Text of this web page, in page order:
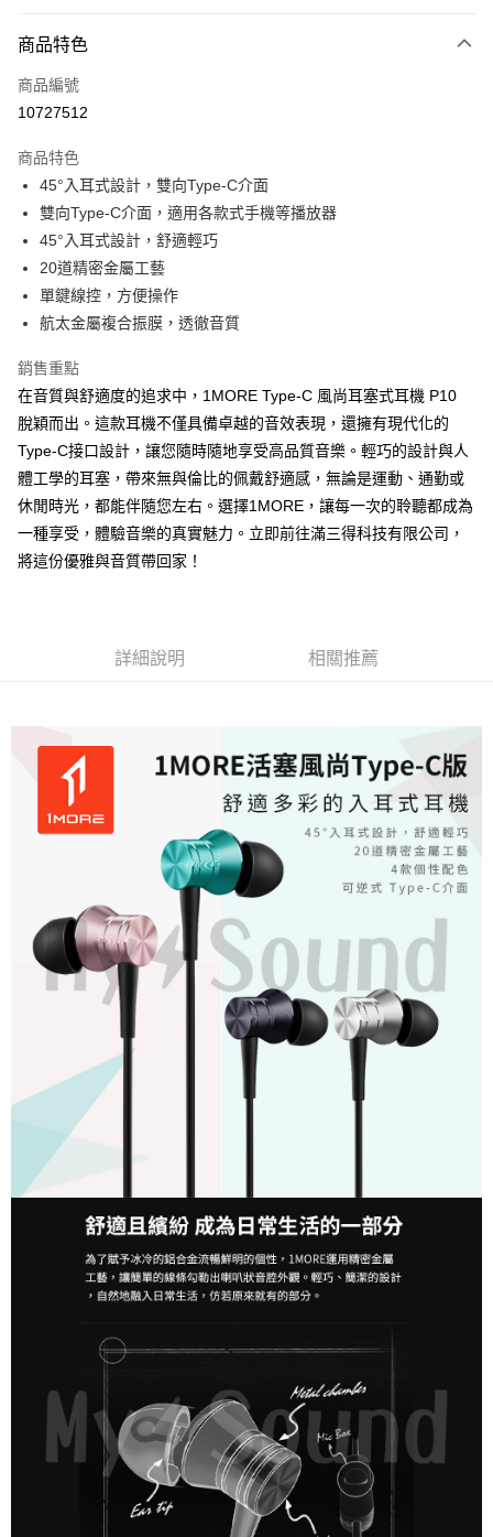
宅配
每筆NT$130，滿NT$399(含以上)免運費
商品特色
商品編號
10727512
商品特色
45°入耳式設計，雙向Type-C介面
雙向Type-C介面，適用各款式手機等播放器
45°入耳式設計，舒適輕巧
20道精密金屬工藝
單鍵線控，方便操作
航太金屬複合振膜，透徹音質
銷售重點
在音質與舒適度的追求中，1MORE Type-C 風尚耳塞式耳機 P10
脫穎而出。這款耳機不僅具備卓越的音效表現，還擁有現代化的
Type-C接口設計，讓您隨時隨地享受高品質音樂。輕巧的設計與人
體工學的耳塞，帶來無與倫比的佩戴舒適感，無論是運動、通勤或
休閒時光，都能伴隨您左右。選擇1MORE，讓每一次的聆聽都成為
一種享受，體驗音樂的真實魅力。立即前往滿三得科技有限公司，
將這份優雅與音質帶回家！
詳細說明 相關推薦